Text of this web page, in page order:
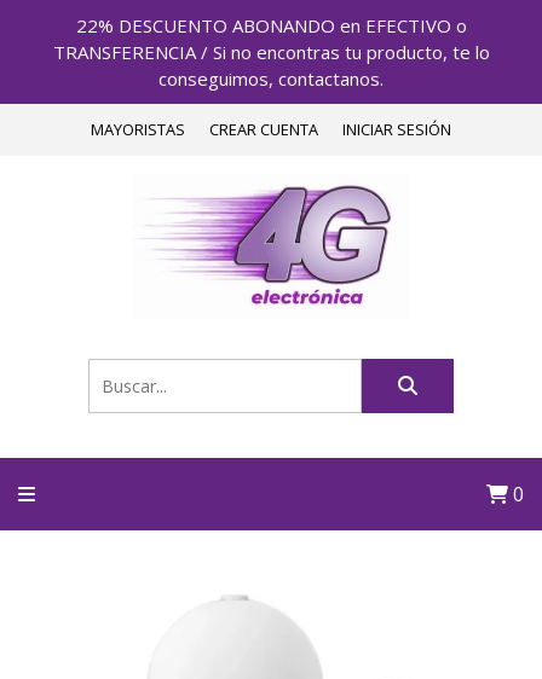
22% DESCUENTO ABONANDO en EFECTIVO o
TRANSFERENCIA / Si no encontras tu producto, te lo
conseguimos, contactanos.
MAYORISTAS CREAR CUENTA INICIAR SESIÓN
0